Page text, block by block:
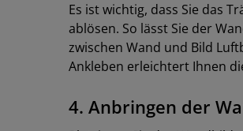
Es ist wichtig, dass Sie das
ablösen. So lässt Sie der
zwischen Wand und Bild
Ankleben erleichtert Ihnen
4. Anbringen der